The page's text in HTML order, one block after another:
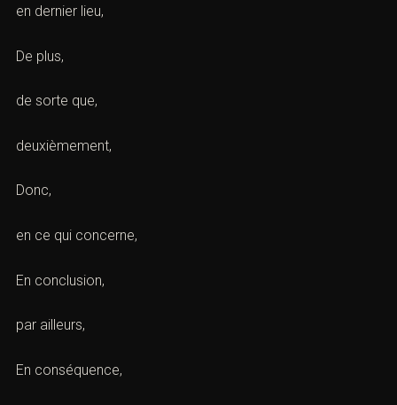
en dernier lieu,
De plus,
de sorte que,
deuxièmement,
Donc,
en ce qui concerne,
En conclusion,
par ailleurs,
En conséquence,